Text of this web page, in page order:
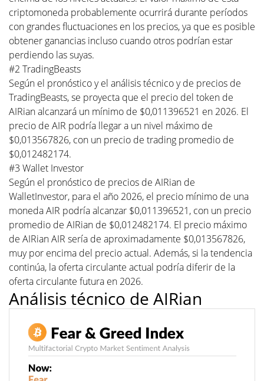
criptomoneda probablemente ocurrirá durante períodos
con grandes fluctuaciones en los precios, ya que es posible
obtener ganancias incluso cuando otros podrían estar
perdiendo las suyas.
#2 TradingBeasts
Según el pronóstico y el análisis técnico y de precios de
TradingBeasts, se proyecta que el precio del token de
AIRian alcanzará un mínimo de $0,011396521 en 2026. El
precio de AIR podría llegar a un nivel máximo de
$0,013567826, con un precio de trading promedio de
$0,012482174.
#3 Wallet Investor
Según el pronóstico de precios de AIRian de
WalletInvestor, para el año 2026, el precio mínimo de una
moneda AIR podría alcanzar $0,011396521, con un precio
promedio de AIRian de $0,012482174. El precio máximo
de AIRian AIR sería de aproximadamente $0,013567826,
muy por encima del precio actual. Además, si la tendencia
continúa, la oferta circulante actual podría diferir de la
oferta circulante futura en 2026.
Análisis técnico de AIRian